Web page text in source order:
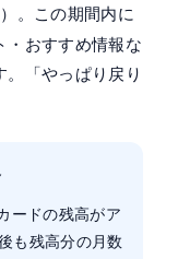
）。この期間内に
・おすすめ情報な
。「やっぱり戻り
ードの残高がア
も残高分の月数